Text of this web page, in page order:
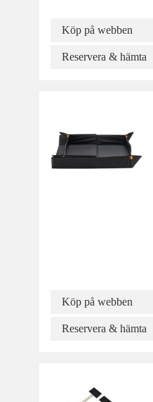
Köp på webben
Reservera & hämta
Köp på webben
Reservera & hämta